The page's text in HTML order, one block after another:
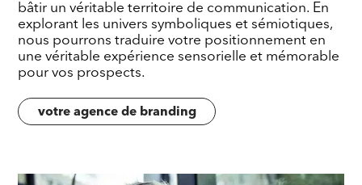
bâtir un véritable territoire de communication. En
explorant les univers symboliques et sémiotiques,
nous pourrons traduire votre positionnement en
une véritable expérience sensorielle et mémorable
pour vos prospects.
votre agence de branding